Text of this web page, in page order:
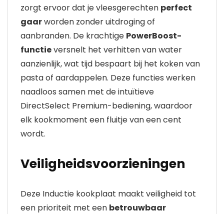
zorgt ervoor dat je vleesgerechten perfect
gaarworden zonder uitdroging of
aanbranden. De krachtige PowerBoost-
functieversnelt het verhitten van water
aanzienlijk, wat tijd bespaart bij het koken van
pasta of aardappelen. Deze functies werken
naadloos samen met de intuïtieve
DirectSelect Premium-bediening, waardoor
elk kookmoment een fluitje van een cent
wordt.
Veiligheidsvoorzieningen
Deze Inductie kookplaat maakt veiligheid tot
een prioriteit met een betrouwbaar